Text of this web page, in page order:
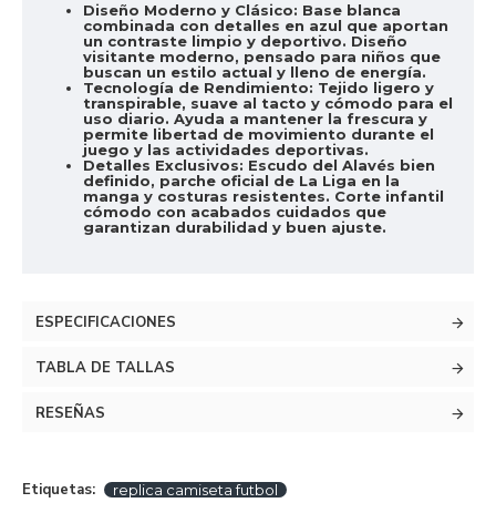
Diseño Moderno y Clásico: Base blanca
combinada con detalles en azul que aportan
un contraste limpio y deportivo. Diseño
visitante moderno, pensado para niños que
buscan un estilo actual y lleno de energía.
Tecnología de Rendimiento: Tejido ligero y
transpirable, suave al tacto y cómodo para el
uso diario. Ayuda a mantener la frescura y
permite libertad de movimiento durante el
juego y las actividades deportivas.
Detalles Exclusivos: Escudo del Alavés bien
definido, parche oficial de La Liga en la
manga y costuras resistentes. Corte infantil
cómodo con acabados cuidados que
garantizan durabilidad y buen ajuste.
ESPECIFICACIONES
TABLA DE TALLAS
RESEÑAS
Etiquetas: replica camiseta futbol